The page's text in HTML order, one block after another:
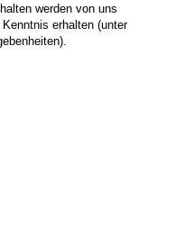
werden von uns
erhalten (unter